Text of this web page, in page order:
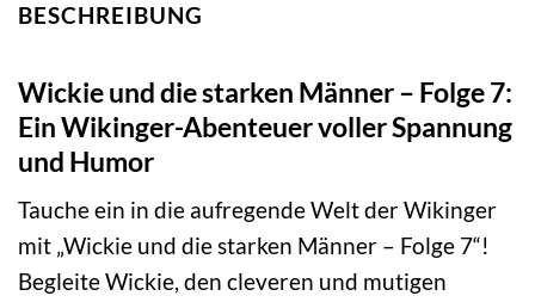
BESCHREIBUNG
Wickie und die starken Männer – Folge 7:
Ein Wikinger-Abenteuer voller Spannung
und Humor
Tauche ein in die aufregende Welt der Wikinger
mit „Wickie und die starken Männer – Folge 7“!
Begleite Wickie, den cleveren und mutigen